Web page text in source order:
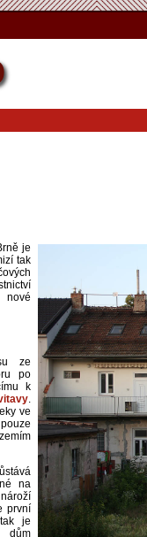
je
tak
nové
ze
po
k
.
ve
na
první
je
dům